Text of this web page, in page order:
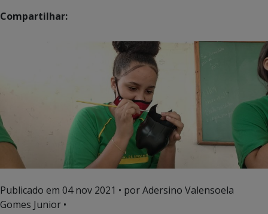
Compartilhar:
Publicado em 04 nov 2021 • por Adersino Valensoela
Gomes Junior •